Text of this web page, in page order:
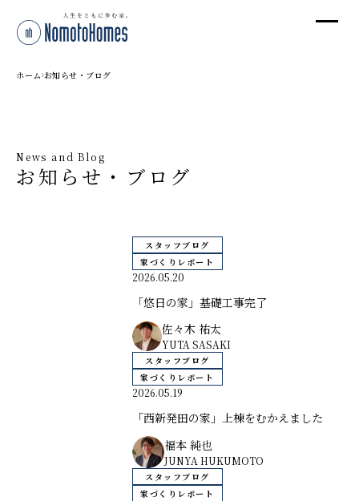
ホーム お知らせ・ブログ
News and Blog
お知らせ・ブログ
スタッフブログ
家づくりレポート
2026.05.20
「悠日の家」基礎工事完了
佐々木 祐太
YUTA SASAKI
スタッフブログ
家づくりレポート
2026.05.19
「西新発田の家」上棟をむかえました
福本 純也
JUNYA HUKUMOTO
スタッフブログ
家づくりレポート